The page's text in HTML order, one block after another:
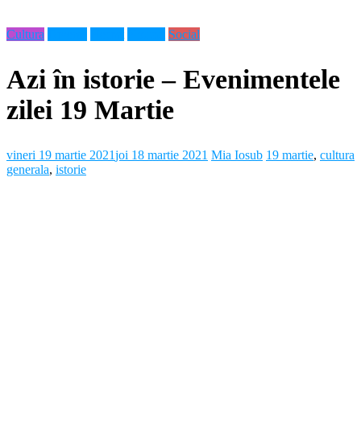
Cultura Social
Azi în istorie – Evenimentele
zilei 19 Martie
vineri 19 martie 2021joi 18 martie 2021 Mia Iosub 19 martie, cultura
generala, istorie